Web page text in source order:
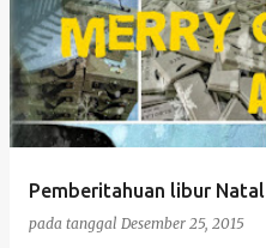
Pemberitahuan libur Natal
pada tanggal Desember 25, 2015